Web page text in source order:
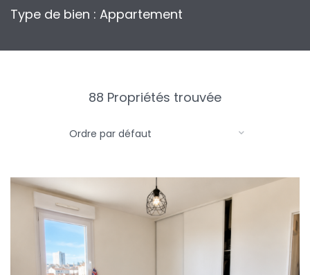
Type de bien : Appartement
88 Propriétés trouvée
Ordre par défaut